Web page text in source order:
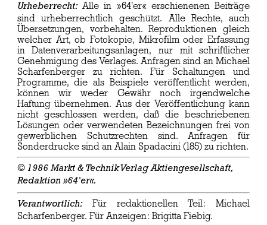
Urheberrecht:Alle in »64'er« erschienenen Beiträge
sind urheberrechtlich geschützt. Alle Rechte, auch
Übersetzungen, vorbehalten. Reproduktionen gleich
welcher Art, ob Fotokopie, Mikrofilm oder Erfassung
in Datenverarbeitungsanlagen, nur mit schriftlicher
Genehmigung des Verlages. Anfragen sind an Michael
Scharfenberger zu richten. Für Schaltungen und
Programme, die als Beispiele veröffentlicht werden,
können wir weder Gewähr noch irgendwelche
Haftung übernehmen. Aus der Veröffentlichung kann
nicht geschlossen werden, daß die beschriebenen
Lösungen oder verwendeten Bezeichnungen frei von
gewerblichen Schutzrechten sind. Anfragen für
Sonderdrucke sind an Alain Spadacini (185) zu richten.
© 1986 Markt & Technik Verlag Aktiengesellschaft,
Redaktion »64'er«.
Verantwortlich: Für redaktionellen Teil: Michael
Scharfenberger. Für Anzeigen: Brigitta Fiebig.